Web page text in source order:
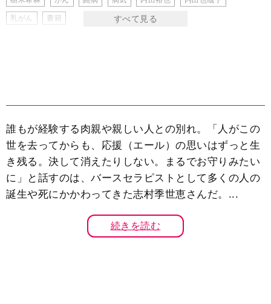
乳がん 書籍
誰もが経験する肉親や親しい人との別れ。「人がこの
世を去ってからも、応援（エール）の思いはずっと生
き残る。決して消えたりしない。まるでお守りみたい
に」と話すのは、バースセラピストとして多くの人の
誕生や死にかかわってきた志村季世恵さんだ。...
続きを読む